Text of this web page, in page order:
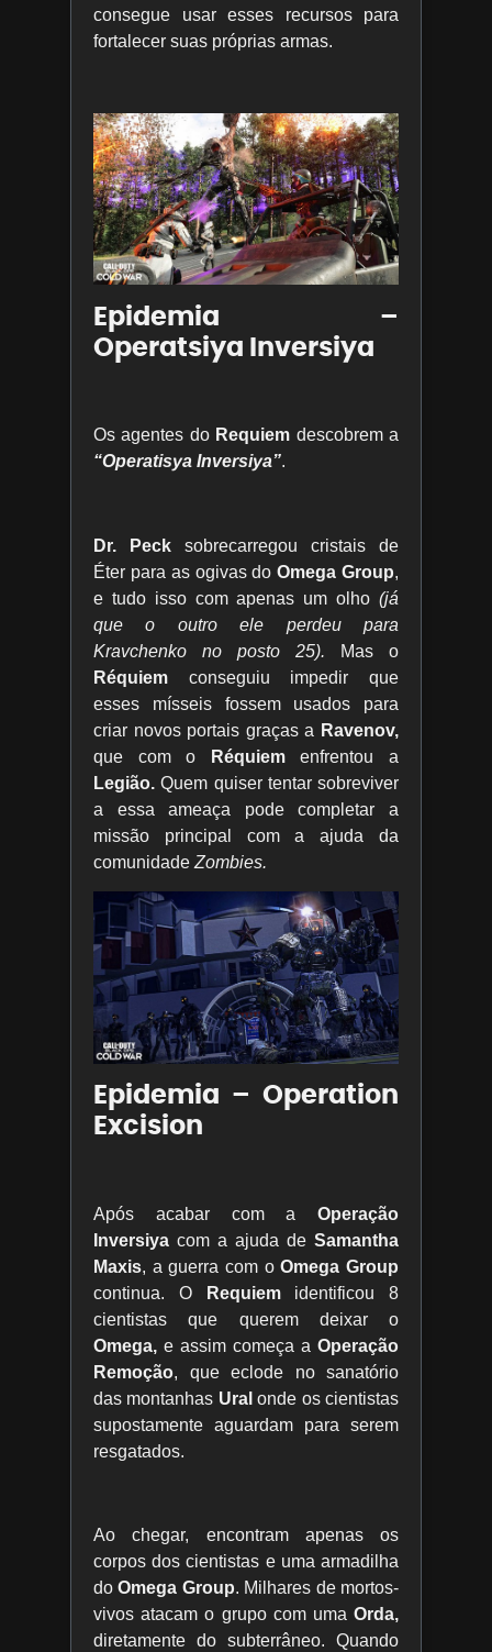
consegue usar esses recursos para
fortalecer suas próprias armas.
Epidemia –
Operatsiya Inversiya
Os agentes do Requiem descobrem a
“Operatisya Inversiya”.
Dr. Peck sobrecarregou cristais de
Éter para as ogivas doOmega Group,
e tudo isso com apenas um olho (já
que o outro ele perdeu para
Kravchenko no posto 25). Mas o
Réquiem conseguiu impedir que
esses mísseis fossem usados para
criar novos portais graças a Ravenov,
que com o
Réquiemenfrentou a
Legião. Quem quiser tentar sobreviver
a essa ameaça pode completar a
missão principal com a ajuda da
comunidade Zombies.
Epidemia – Operation
Excision
Após acabar com a Operação
Inversiya com a ajuda de Samantha
Maxis, a guerra com oOmega Group
continua. O
Requiemidentificou 8
cientistas que querem deixar o
Omega, e assim começa a Operação
Remoção, que eclode no sanatório
das montanhas Ural onde os cientistas
supostamente aguardam para serem
resgatados.
Ao chegar, encontram apenas os
corpos dos cientistas e uma armadilha
do Omega Group. Milhares de mortos-
vivos atacam o grupo com uma Orda,
diretamente do subterrâneo. Quando